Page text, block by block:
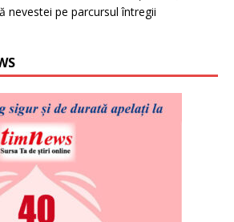
nevestei pe parcursul întregii